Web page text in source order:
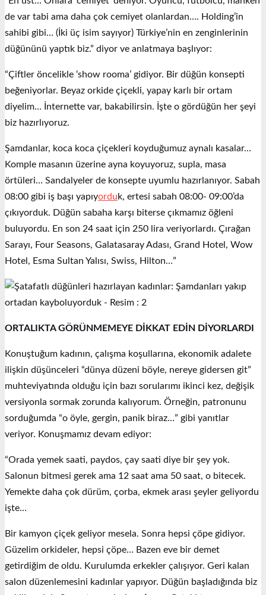
de var tabi ama daha çok cemiyet olanlardan…. Holding’in
sahibi gibi… (İki üç isim sayıyor) Türkiye’nin en zenginlerinin
düğününü yaptık biz.” diyor ve anlatmaya başlıyor:
“Çiftler öncelikle ‘show rooma’ gidiyor. Bir düğün konsepti
beğeniyorlar. Beyaz orkide çiçekli, yapay karlı bir ortam
diyelim… İnternette var, bakabilirsin. İşte o gördüğün her şeyi
biz hazırlıyoruz.
Şamdanlar, koca koca çiçekleri koyduğumuz aynalı kasalar…
Komple masanın üzerine ayna koyuyoruz, supla, masa
örtüleri… Sandalyeler de konsepte uyumlu hazırlanıyor. Sabah
08:00 gibi iş başı yapıyorduk, ertesi sabah 08:00- 09:00’da
çıkıyorduk. Düğün sabaha karşı biterse çıkmamız öğleni
buluyordu. En son 24 saat için 250 lira veriyorlardı. Çırağan
Sarayı, Four Seasons, Galatasaray Adası, Grand Hotel, Wow
Hotel, Esma Sultan Yalısı, Swiss, Hilton…”
ORTALIKTA GÖRÜNMEMEYE DİKKAT EDİN DİYORLARDI
Konuştuğum kadının, çalışma koşullarına, ekonomik adalete
ilişkin düşünceleri “dünya düzeni böyle, nereye gidersen git”
muhteviyatında olduğu için bazı sorularımı ikinci kez, değişik
versiyonla sormak zorunda kalıyorum. Örneğin, patronunu
sorduğumda “o öyle, gergin, panik biraz…” gibi yanıtlar
veriyor. Konuşmamız devam ediyor:
“Orada yemek saati, paydos, çay saati diye bir şey yok.
Salonun bitmesi gerek ama 12 saat ama 50 saat, o bitecek.
Yemekte daha çok dürüm, çorba, ekmek arası şeyler geliyordu
işte…
Bir kamyon çiçek geliyor mesela. Sonra hepsi çöpe gidiyor.
Güzelim orkideler, hepsi çöpe… Bazen eve bir demet
getirdiğim de oldu. Kurulumda erkekler çalışıyor. Geri kalan
salon düzenlemesini kadınlar yapıyor. Düğün başladığında biz